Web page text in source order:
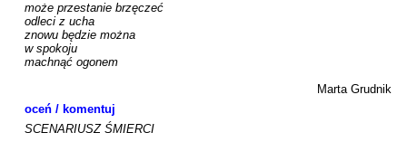
może przestanie brzęczeć
odleci z ucha
znowu będzie można
w spokoju
machnąć ogonem
Marta Grudnik
oceń / komentuj
SCENARIUSZ ŚMIERCI